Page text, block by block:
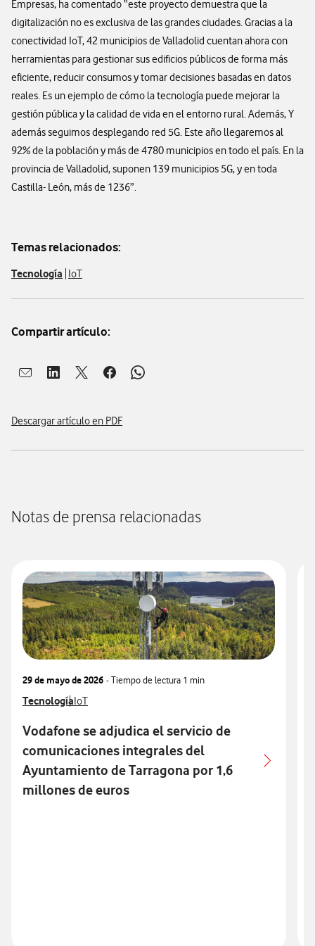
Empresas, ha comentado “este proyecto demuestra que la
digitalización no es exclusiva de las grandes ciudades. Gracias a la
conectividad IoT, 42 municipios de Valladolid cuentan ahora con
herramientas para gestionar sus edificios públicos de forma más
eficiente, reducir consumos y tomar decisiones basadas en datos
reales. Es un ejemplo de cómo la tecnología puede mejorar la
gestión pública y la calidad de vida en el entorno rural. Además, Y
además seguimos desplegando red 5G. Este año llegaremos al
92% de la población y más de 4780 municipios en todo el país. En la
provincia de Valladolid, suponen 139 municipios 5G, y en toda
Castilla- León, más de 1236”.
Temas relacionados:
Tecnología IoT
Compartir artículo:
Abrir ventana para compartir en mail
Abrir ventana para compartir en linkedin
Abrir ventana para compartir en twitter
Abrir ventana para compartir en facebook
Abrir ventana para compartir en
Descargar artículo en PDF
Notas de prensa relacionadas
29 de mayo de 2026 - Tiempo de lectura 1 min
Ver más notas de prensa relacionados con
TecnologíaVer más notas de prensa relacionados con
IoT
Vodafone se adjudica el servicio de
comunicaciones integrales del
Ayuntamiento de Tarragona por 1,6
millones de euros